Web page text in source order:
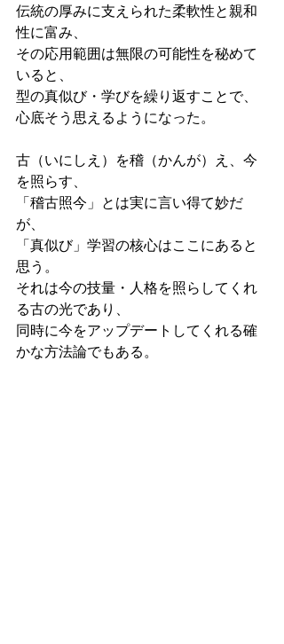
伝統の厚みに支えられた柔軟性と親和
性に富み、
その応用範囲は無限の可能性を秘めて
いると、
型の真似び・学びを繰り返すことで、
心底そう思えるようになった。
古（いにしえ）を稽（かんが）え、今
を照らす、
「稽古照今」とは実に言い得て妙だ
が、
「真似び」学習の核心はここにあると
思う。
それは今の技量・人格を照らしてくれ
る古の光であり、
同時に今をアップデートしてくれる確
かな方法論でもある。